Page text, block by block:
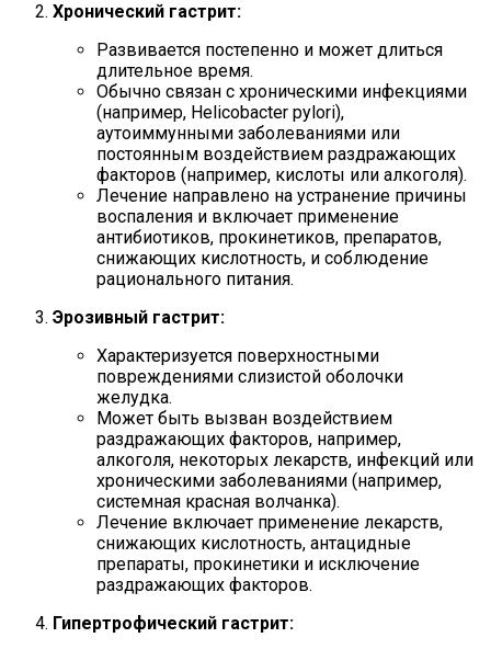
Хронический гастрит:
Развивается постепенно и может длиться
длительное время.
Обычно связан с хроническими инфекциями
(например, Helicobacter pylori),
аутоиммунными заболеваниями или
постоянным воздействием раздражающих
факторов (например, кислоты или алкоголя).
Лечение направлено на устранение причины
воспаления и включает применение
антибиотиков, прокинетиков, препаратов,
снижающих кислотность, и соблюдение
рационального питания.
Эрозивный гастрит:
Характеризуется поверхностными
повреждениями слизистой оболочки
желудка.
Может быть вызван воздействием
раздражающих факторов, например,
алкоголя, некоторых лекарств, инфекций или
хроническими заболеваниями (например,
системная красная волчанка).
Лечение включает применение лекарств,
снижающих кислотность, антацидные
препараты, прокинетики и исключение
раздражающих факторов.
Гипертрофический гастрит: